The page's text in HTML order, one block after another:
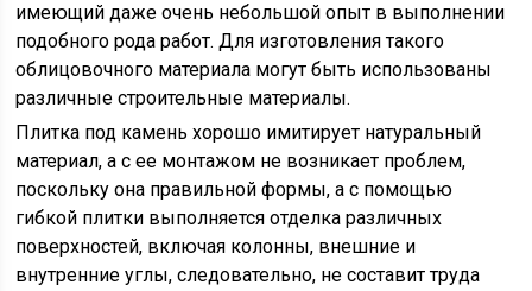
имеющий даже очень небольшой опыт в выполнении
подобного рода работ. Для изготовления такого
облицовочного материала могут быть использованы
различные строительные материалы.
Плитка под камень хорошо имитирует натуральный
материал, а с ее монтажом не возникает проблем,
поскольку она правильной формы, а с помощью
гибкой плитки выполняется отделка различных
поверхностей, включая колонны, внешние и
внутренние углы, следовательно, не составит труда